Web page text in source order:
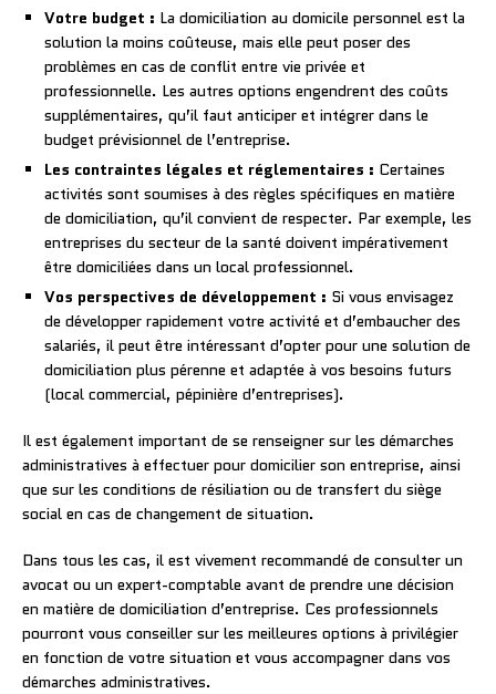
Votre budget : La domiciliation au domicile personnel est la
solution la moins coûteuse, mais elle peut poser des
problèmes en cas de conflit entre vie privée et
professionnelle. Les autres options engendrent des coûts
supplémentaires, qu’il faut anticiper et intégrer dans le
budget prévisionnel de l’entreprise.
Les contraintes légales et réglementaires : Certaines
activités sont soumises à des règles spécifiques en matière
de domiciliation, qu’il convient de respecter. Par exemple, les
entreprises du secteur de la santé doivent impérativement
être domiciliées dans un local professionnel.
Vos perspectives de développement : Si vous envisagez
de développer rapidement votre activité et d’embaucher des
salariés, il peut être intéressant d’opter pour une solution de
domiciliation plus pérenne et adaptée à vos besoins futurs
(local commercial, pépinière d’entreprises).
Il est également important de se renseigner sur les démarches
administratives à effectuer pour domicilier son entreprise, ainsi
que sur les conditions de résiliation ou de transfert du siège
social en cas de changement de situation.
Dans tous les cas, il est vivement recommandé de consulter un
avocat ou un expert-comptable avant de prendre une décision
en matière de domiciliation d’entreprise. Ces professionnels
pourront vous conseiller sur les meilleures options à privilégier
en fonction de votre situation et vous accompagner dans vos
démarches administratives.